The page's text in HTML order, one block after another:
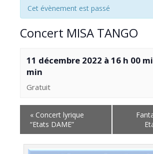
Cet évènement est passé
Concert MISA TANGO
11 décembre 2022 à 16 h 00
min
Gratuit
« Concert lyrique
“Etats DAME”